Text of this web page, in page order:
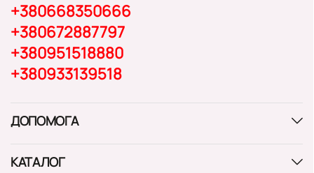
+380668350666
+380672887797
+380951518880
+380933139518
ДОПОМОГА
КАТАЛОГ